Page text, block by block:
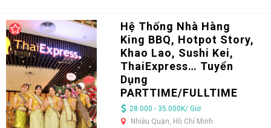
Hệ Thống Nhà Hàng
King BBQ, Hotpot Story,
Khao Lao, Sushi Kei,
ThaiExpress… Tuyển
Dụng
PARTTIME/FULLTIME
28.000 - 35.000K/ Giờ
Nhiều Quận, Hồ Chí Minh